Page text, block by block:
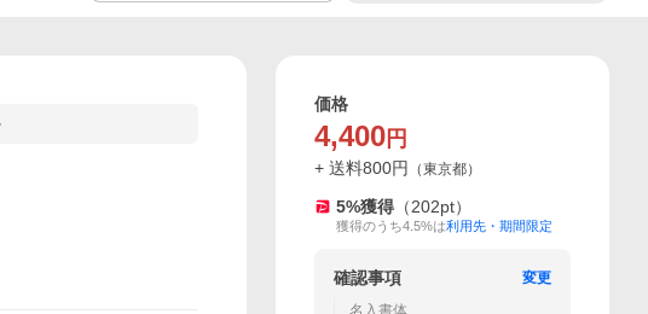
価格
4,400 円
+ 送料800円 （東京都）
5%獲得 （202pt）
獲得のうち4.5%は利用先・期間限定
確認事項
変更
名入書体